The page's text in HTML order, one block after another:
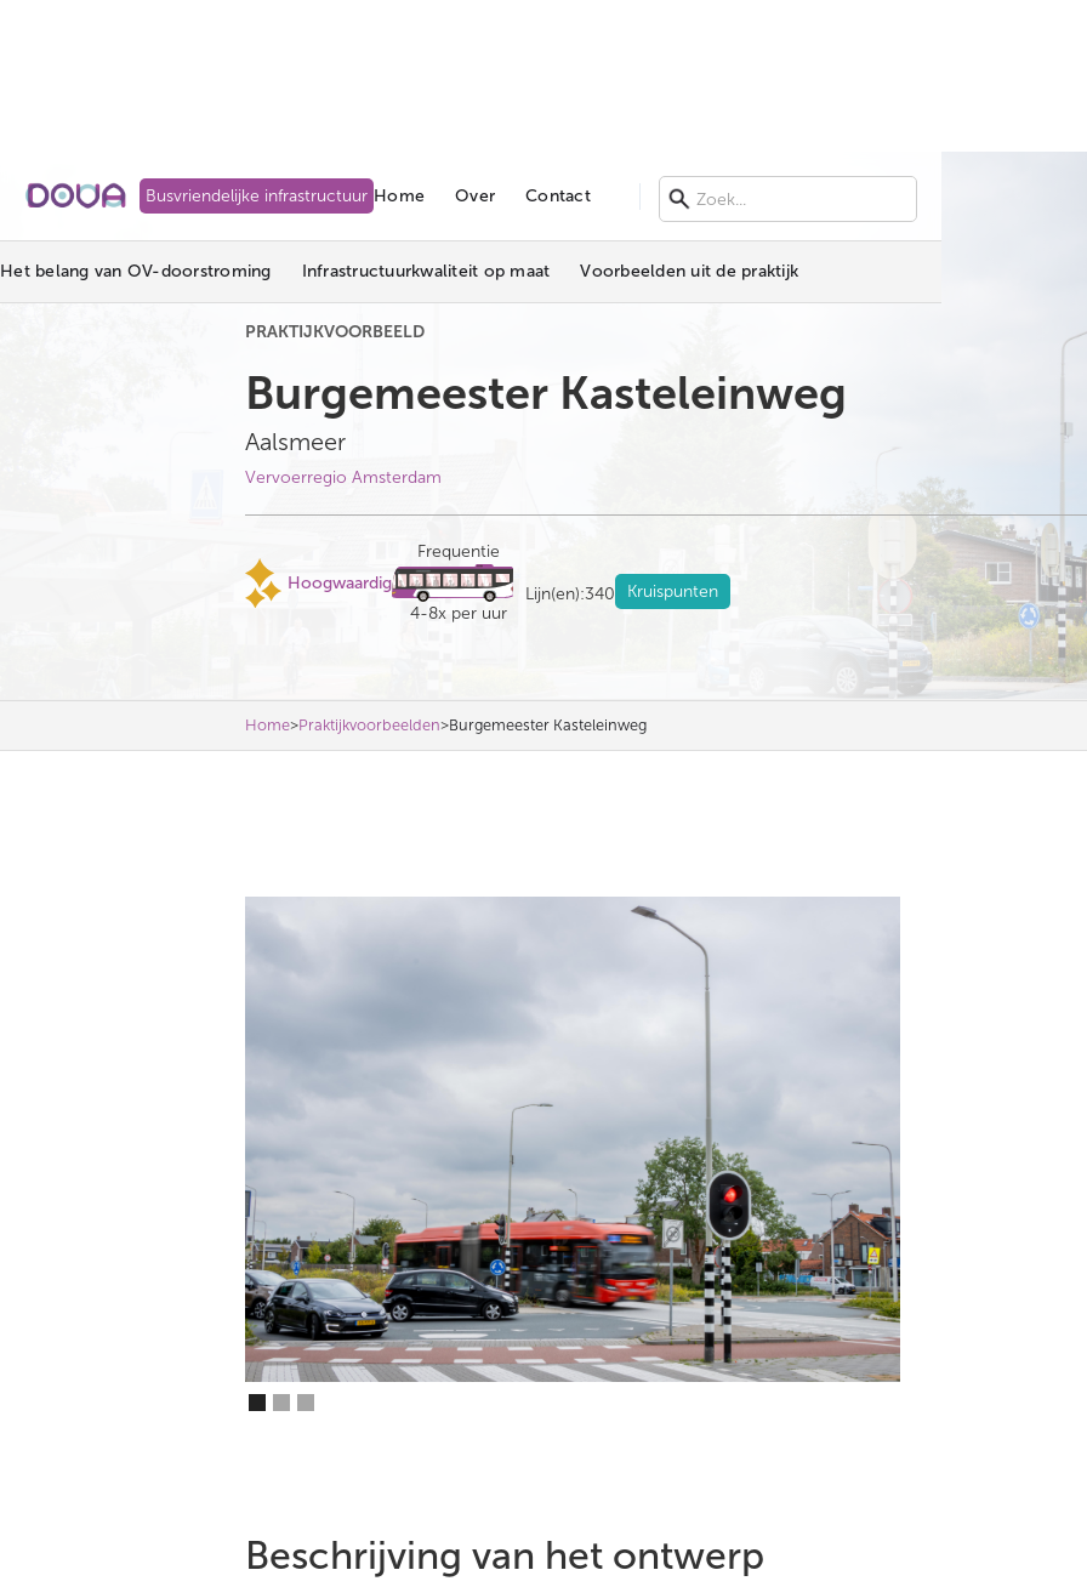
Busvriendelijke infrastructuur Home Over Contact
Het belang van OV-doorstroming Infrastructuurkwaliteit op maat Voorbeelden uit de praktijk
← Alle praktijkvoorbeelden bekijken
PRAKTIJKVOORBEELD
Burgemeester Kasteleinweg
Aalsmeer
Vervoerregio Amsterdam
Hoogwaardig
Frequentie
4-8x per uur
Lijn(en):340 Kruispunten
Home>Praktijkvoorbeelden>Burgemeester Kasteleinweg
Beschrijving van het ontwerp